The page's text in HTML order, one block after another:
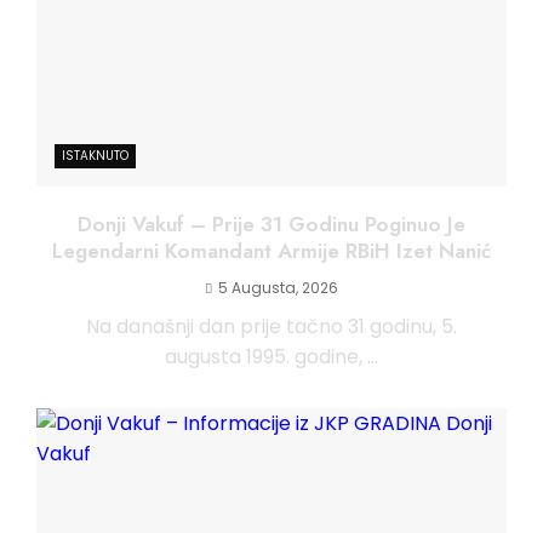
ISTAKNUTO
Donji Vakuf – Prije 31 Godinu Poginuo Je
Legendarni Komandant Armije RBiH Izet Nanić
5 Augusta, 2026
Na današnji dan prije tačno 31 godinu, 5.
augusta 1995. godine, ...